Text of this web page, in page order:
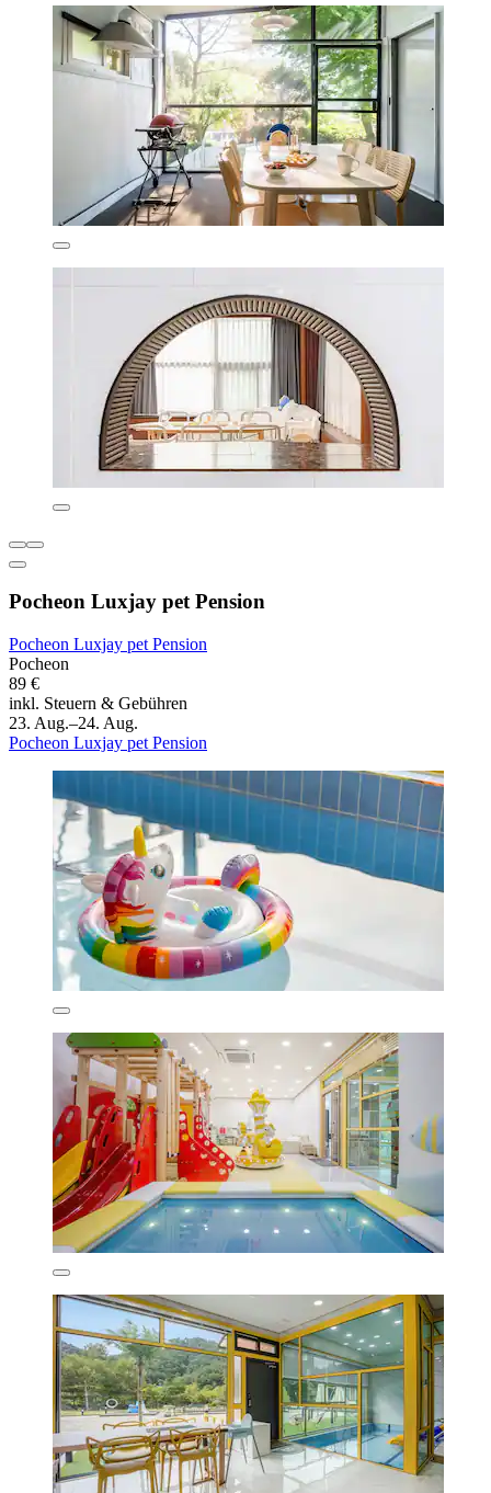
Pocheon Luxjay pet Pension
Pocheon Luxjay pet Pension
Pocheon
89 €
inkl. Steuern & Gebühren
23. Aug.–24. Aug.
Pocheon Luxjay pet Pension